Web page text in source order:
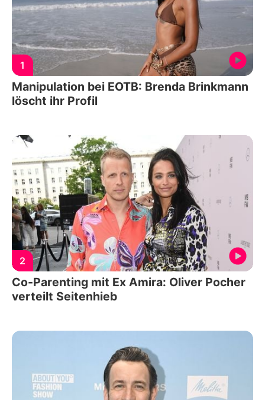
1
Manipulation bei EOTB: Brenda Brinkmann
löscht ihr Profil
2
Co-Parenting mit Ex Amira: Oliver Pocher
verteilt Seitenhieb